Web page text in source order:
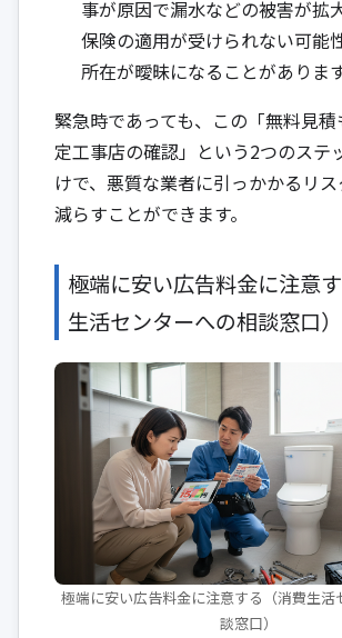
事が原因で漏水などの被害が拡
保険の適用が受けられない可能
所在が曖昧になることがあります
緊急時であっても、この「無料見
定工事店の確認」という2つのステ
けで、悪質な業者に引っかかるリ
減らすことができます。
極端に安い広告料金に注意
生活センターへの相談窓口）
極端に安い広告料金に注意する（消費生活
談窓口）